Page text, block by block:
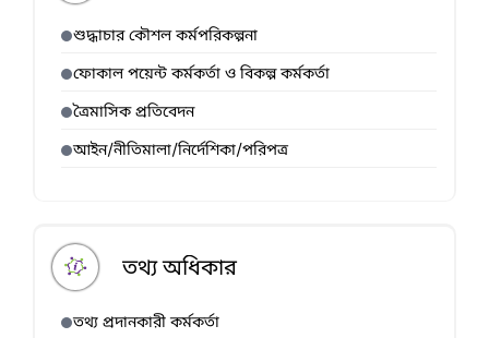
শুদ্ধাচার কৌশল কর্মপরিকল্পনা
ফোকাল পয়েন্ট কর্মকর্তা ও বিকল্প কর্মকর্তা
ত্রৈমাসিক প্রতিবেদন
আইন/নীতিমালা/নির্দেশিকা/পরিপত্র
তথ্য অধিকার
তথ্য প্রদানকারী কর্মকর্তা